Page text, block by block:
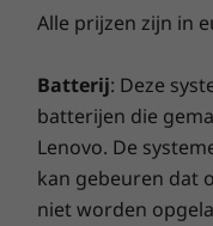
Slimme
Alle prijzen zijn in
Batterij: Deze
batterijen die
Lenovo. De
kan gebeuren dat
niet worden